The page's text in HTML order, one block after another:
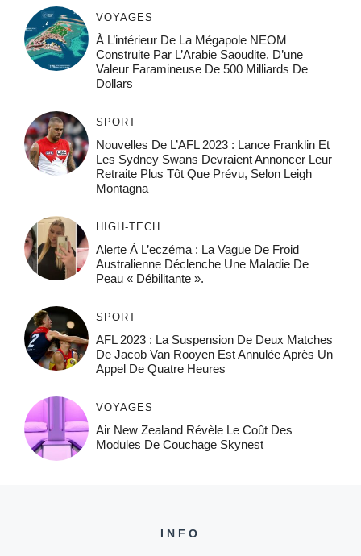
VOYAGES
À L’intérieur De La Mégapole NEOM
Construite Par L’Arabie Saoudite, D’une
Valeur Faramineuse De 500 Milliards De
Dollars
SPORT
Nouvelles De L’AFL 2023 : Lance Franklin Et
Les Sydney Swans Devraient Annoncer Leur
Retraite Plus Tôt Que Prévu, Selon Leigh
Montagna
HIGH-TECH
Alerte À L’eczéma : La Vague De Froid
Australienne Déclenche Une Maladie De
Peau « Débilitante ».
SPORT
AFL 2023 : La Suspension De Deux Matches
De Jacob Van Rooyen Est Annulée Après Un
Appel De Quatre Heures
VOYAGES
Air New Zealand Révèle Le Coût Des
Modules De Couchage Skynest
INFO